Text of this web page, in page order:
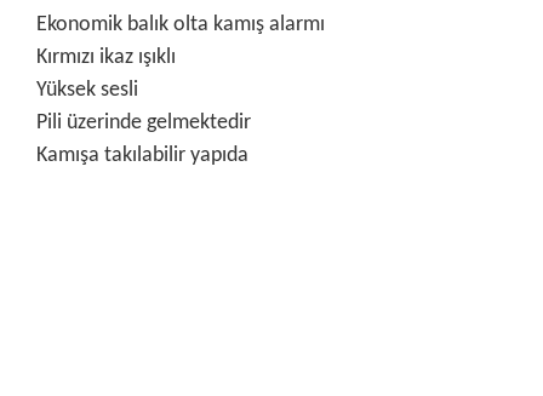
Ekonomik balık olta kamış alarmı
Kırmızı ikaz ışıklı
Yüksek sesli
Pili üzerinde gelmektedir
Kamışa takılabilir yapıda